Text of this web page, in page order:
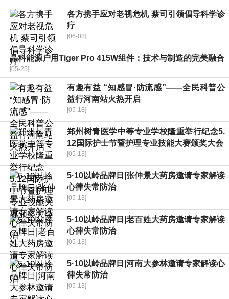
各方携手应对老视危机 蔡司引领倡导科学诊
疗
[06-08]
晶科能源户用Tiger Pro 415W组件：技术与制造的完美融合
[05-25]
有趣有益 “知感冒·防流感”——全民科普公
益行河南站火热开启
[05-18]
郑州树青医学中等专业学校隆重举行纪念5.
12国际护士节暨护理专业技能大赛颁奖大会
[05-13]
5·10以岭品牌日|张仲景大药房邀请专家解读
心律失常防治
[05-13]
5·10以岭品牌日|老百姓大药房邀请专家解读
心律失常防治
[05-13]
5·10以岭品牌日|河南大参林邀请专家解读心
律失常防治
[05-13]